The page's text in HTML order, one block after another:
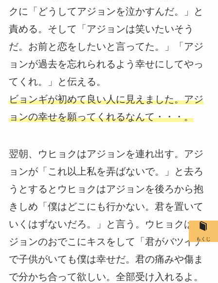
クに「どうしてアジョンを泣かすんだ。」と
責める。そして「アジョンは笑いたいそう
だ。お前と恋をしたいと言ってた。」「アジ
ョンが過去を忘れられるよう幸せにしてやっ
てくれ。」と伝える。
ビョンギが初めて良い人に見えました。アジ
ョンの幸せを願ってくれるなんて・・・。
翌朝、ウヒョクはアジョンを連れ出す。アジ
ョンが「これ以上私を弄ばないで。」と去ろ
うとするとウヒョクはアジョンを後ろから抱
きしめ「僕はどこにも行かない。君を置いて
いくはずないだろ。」と言う。ウヒョクはア
ジョンのおでこにキスをして「君がバツイチ
で子供がいても僕は幸せだ。君の痛みや傷ま
で分かち合って欲しい。全部受け入れるよ。
もくじ